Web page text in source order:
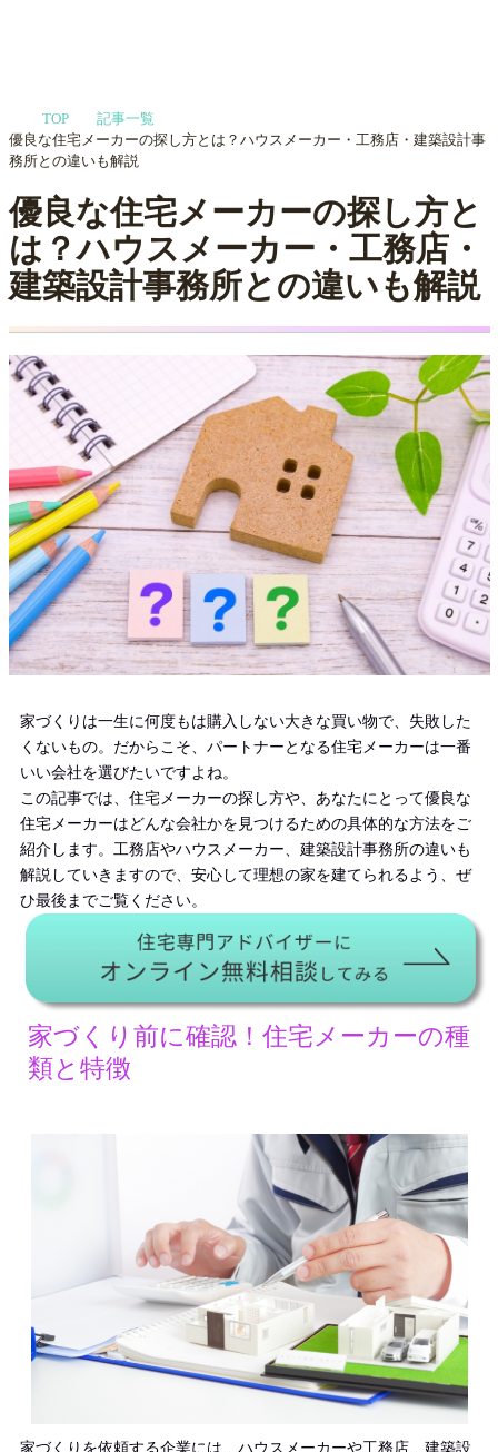
TOP
記事一覧
優良な住宅メーカーの探し方とは？ハウスメーカー・工務店・建築設計事
務所との違いも解説
優良な住宅メーカーの探し方と
は？ハウスメーカー・工務店・
建築設計事務所との違いも解説
家づくりは一生に何度もは購入しない大きな買い物で、失敗した
くないもの。だからこそ、パートナーとなる住宅メーカーは一番
いい会社を選びたいですよね。
この記事では、住宅メーカーの探し方や、あなたにとって優良な
住宅メーカーはどんな会社かを見つけるための具体的な方法をご
紹介します。工務店やハウスメーカー、建築設計事務所の違いも
解説していきますので、安心して理想の家を建てられるよう、ぜ
ひ最後までご覧ください。
家づくり前に確認！住宅メーカーの種
類と特徴
家づくりを依頼する企業には、ハウスメーカーや工務店、建築設